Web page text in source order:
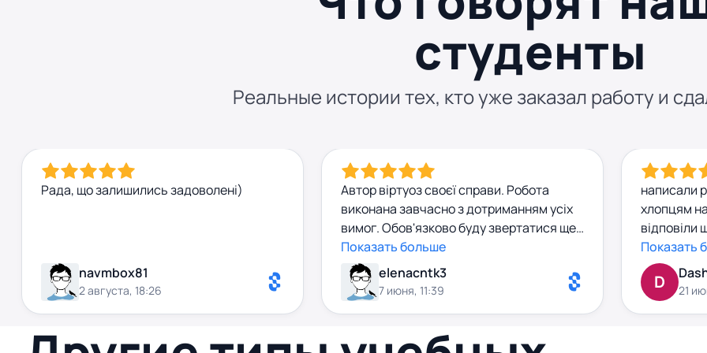
студенты
Реальные истории тех, кто уже заказал работу и
Рада, що залишились задоволені)
navmbox81
2 августа, 18:26
Автор віртуоз своєї справи. Робота
виконана завчасно з дотриманням усіх
вимог. Обов'язково буду звертатися ще.
Рекомендую автора до співпраці.
Показать больше
elenacntk3
7 июня, 11:39
написали
хлопцям
відповіли
готову
води,
Показать
D 21